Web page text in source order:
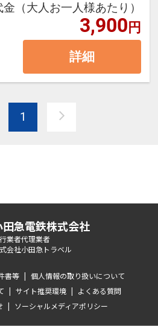
（大人お一人様あたり）
3,900円
詳細
1
田急電鉄株式会社
業者代理業者
会社小田急トラベル
書等 | 個人情報の取り扱いについて
| サイト推奨環境 | よくある質問
| ソーシャルメディアポリシー